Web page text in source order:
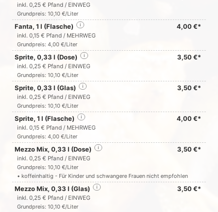
inkl. 0,25 € Pfand / EINWEG
Grundpreis: 10,10 €/Liter
Fanta, 1 l (Flasche) 4,00 €*
i
inkl. 0,15 € Pfand / MEHRWEG
Grundpreis: 4,00 €/Liter
Sprite, 0,33 l (Dose) 3,50 €*
i
inkl. 0,25 € Pfand / EINWEG
Grundpreis: 10,10 €/Liter
Sprite, 0,33 l (Glas) 3,50 €*
i
inkl. 0,25 € Pfand / EINWEG
Grundpreis: 10,10 €/Liter
Sprite, 1 l (Flasche) 4,00 €*
i
inkl. 0,15 € Pfand / MEHRWEG
Grundpreis: 4,00 €/Liter
Mezzo Mix, 0,33 l (Dose) 3,50 €*
i
inkl. 0,25 € Pfand / EINWEG
Grundpreis: 10,10 €/Liter
• koffeinhaltig - Für Kinder und schwangere Frauen nicht empfohlen
Mezzo Mix, 0,33 l (Glas) 3,50 €*
i
inkl. 0,25 € Pfand / EINWEG
Grundpreis: 10,10 €/Liter